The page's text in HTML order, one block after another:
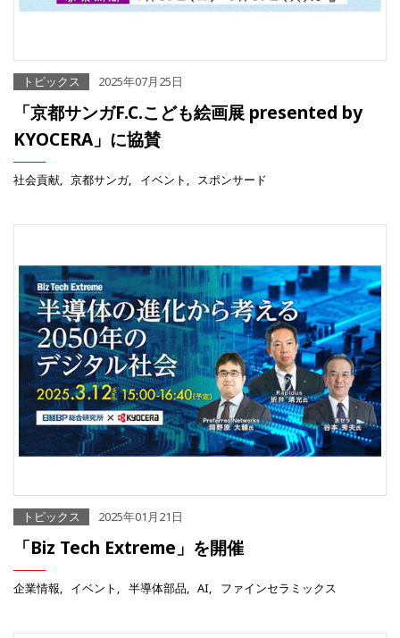
トピックス 2025年07月25日
「京都サンガF.C.こども絵画展 presented by
KYOCERA」に協賛
社会貢献 京都サンガ イベント スポンサード
トピックス 2025年01月21日
「Biz Tech Extreme」を開催
企業情報 イベント 半導体部品 AI ファインセラミックス